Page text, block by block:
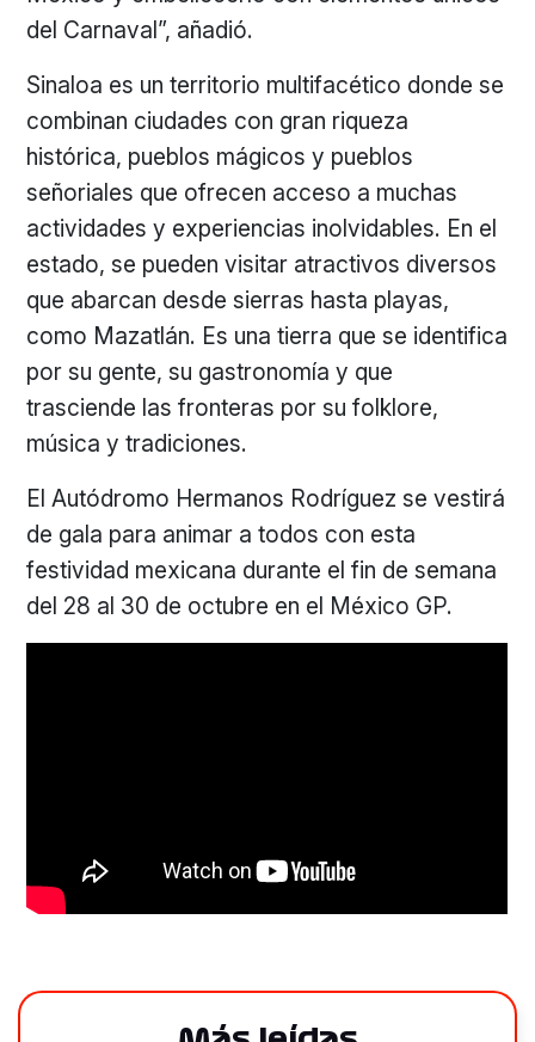
del Carnaval”, añadió.
Sinaloa es un territorio multifacético donde se
combinan ciudades con gran riqueza
histórica, pueblos mágicos y pueblos
señoriales que ofrecen acceso a muchas
actividades y experiencias inolvidables. En el
estado, se pueden visitar atractivos diversos
que abarcan desde sierras hasta playas,
como Mazatlán. Es una tierra que se identifica
por su gente, su gastronomía y que
trasciende las fronteras por su folklore,
música y tradiciones.
El Autódromo Hermanos Rodríguez se vestirá
de gala para animar a todos con esta
festividad mexicana durante el fin de semana
del 28 al 30 de octubre en el México GP.